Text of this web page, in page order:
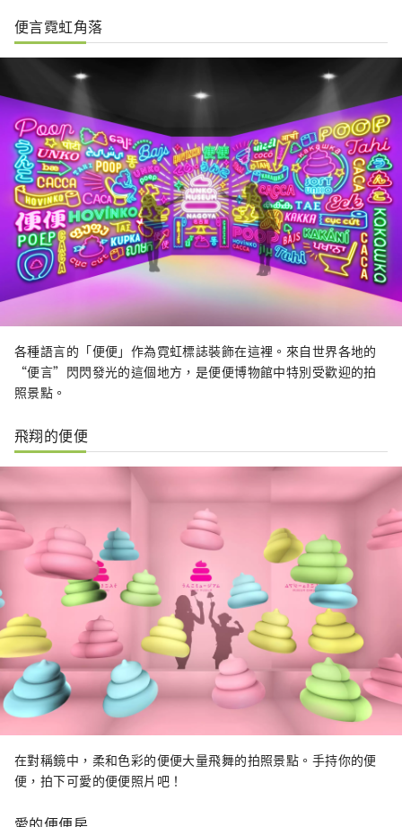
便言霓虹角落
各種語言的「便便」作為霓虹標誌裝飾在這裡。來自世界各地的
“便言”閃閃發光的這個地方，是便便博物館中特別受歡迎的拍
照景點。
飛翔的便便
在對稱鏡中，柔和色彩的便便大量飛舞的拍照景點。手持你的便
便，拍下可愛的便便照片吧！